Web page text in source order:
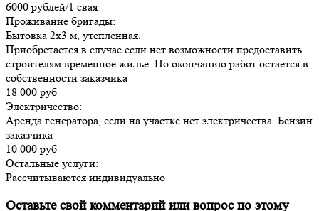
6000 рублей/1 свая
Проживание бригады:
Бытовка 2х3 м, утепленная.
Приобретается в случае если нет возможности предоставить
строителям временное жилье. По окончанию работ остается в
собственности заказчика
18 000 руб
Электричество:
Аренда генератора, если на участке нет электричества. Бензин
заказчика
10 000 руб
Остальные услуги:
Рассчитываются индивидуально
Оставьте свой комментарий или вопрос по этому